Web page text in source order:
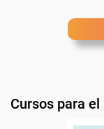
Cursos para